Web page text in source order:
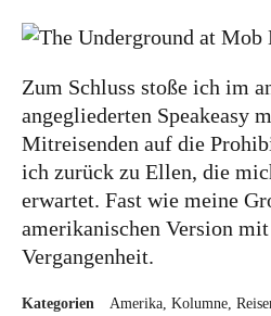
Zum Schluss stoße ich im
angegliederten Speakeasy
Mitreisenden auf die
ich zurück zu Ellen, die
erwartet. Fast wie meine
amerikanischen Version
Vergangenheit.
Kategorien Amerika Kolumne